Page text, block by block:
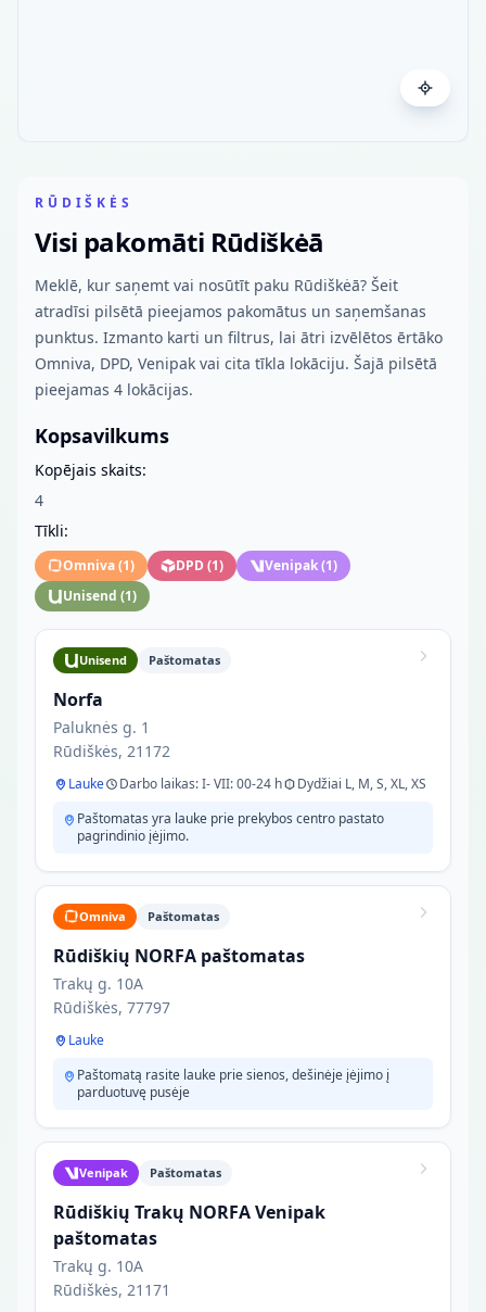
RŪDIŠKĖS
Visi pakomāti Rūdiškėā
Meklē, kur saņemt vai nosūtīt paku Rūdiškėā? Šeit
atradīsi pilsētā pieejamos pakomātus un saņemšanas
punktus. Izmanto karti un filtrus, lai ātri izvēlētos ērtāko
Omniva, DPD, Venipak vai cita tīkla lokāciju. Šajā pilsētā
pieejamas 4 lokācijas.
Kopsavilkums
Kopējais skaits:
4
Tīkli:
Omniva(1) DPD(1) Venipak(1)
Unisend (1)
Unisend Paštomatas
Norfa
Paluknės g. 1
Rūdiškės, 21172
Lauke Darbo laikas: I- VII: 00-24 h
Dydžiai L, M, S, XL, XS
Paštomatas yra lauke prie prekybos centro pastato
pagrindinio įėjimo.
Omniva Paštomatas
Rūdiškių NORFA paštomatas
Trakų g. 10A
Rūdiškės, 77797
Lauke
Paštomatą rasite lauke prie sienos, dešinėje įėjimo į
parduotuvę pusėje
Venipak Paštomatas
Rūdiškių Trakų NORFA Venipak
paštomatas
Trakų g. 10A
Rūdiškės, 21171